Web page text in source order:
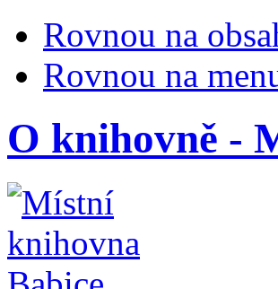
Rovnou na
Rovnou na
O knihovně -